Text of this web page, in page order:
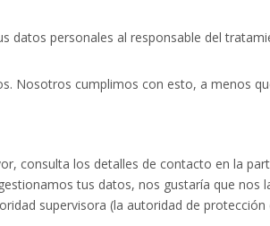
datos personales al responsable del
Nosotros cumplimos con esto, a menos
consulta los detalles de contacto en la
tus datos, nos gustaría que nos
supervisora (la autoridad de protección